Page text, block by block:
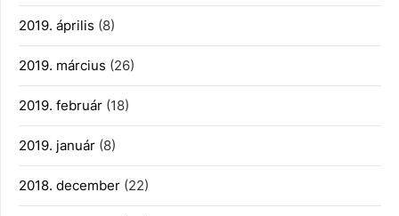
2019. április (8)
2019. március (26)
2019. február (18)
2019. január (8)
2018. december (22)